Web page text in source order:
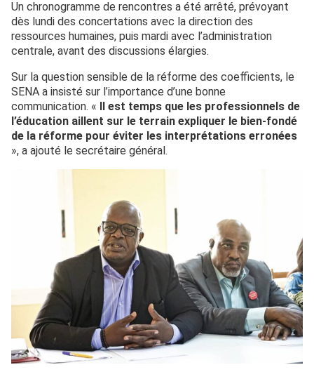
Un chronogramme de rencontres a été arrêté, prévoyant
dès lundi des concertations avec la direction des
ressources humaines, puis mardi avec l’administration
centrale, avant des discussions élargies.
Sur la question sensible de la réforme des coefficients, le
SENA a insisté sur l’importance d’une bonne
communication. « Il est temps que les professionnels de
l’éducation aillent sur le terrain expliquer le bien-fondé
de la réforme pour éviter les interprétations erronées
», a ajouté le secrétaire général.